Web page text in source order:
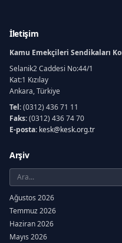
İletişim
Kamu Emekçileri Sendikaları
Selanik2 Caddesi No:44/1
Kat:1 Kızılay
Ankara, Türkiye
Tel:(0312) 436 71 11
Faks:(0312) 436 74 70
E-posta: kesk@kesk.org.tr
Arşiv
Ağustos 2026
Temmuz 2026
Haziran 2026
Mayıs 2026